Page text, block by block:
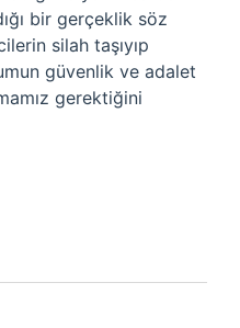
bir gerçeklik söz
silah taşıyıp
güvenlik ve adalet
gerektiğini